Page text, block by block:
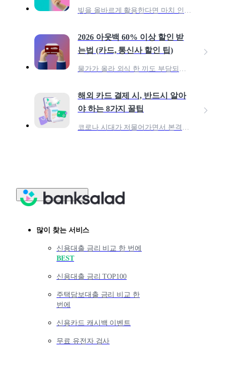
략은?
빚을 올바르게 활용한다면 마치 인간이 불을 발견한 것처럼 투자의 위대한 진전을 할 수 있다. 인간이 처음 불을 발견했을 때 아마 불은 두려움의 대상이었을 것이다. 아무도 불 근처에
2026 아웃백 60% 이상 할인 받
는법 (카드, 통신사 할인 팁)
물가가 올라 외식 한 끼도 부담되는 요즘, 그럼에도 여전히 아웃백은 줄 서서 먹는 레스토랑으로 남아 있습니다. ‘비싸다’는 인식이 있지만,멤버십·통신사·카드 혜택을 제대로만 조합하
해외 카드 결제 시, 반드시 알아
야 하는 8가지 꿀팁
코로나 시대가 저물어가면서 본격적으로 해외여행이 늘어나고 있고, 동시에 해외 카드 결제에 대해 알아보는 분들이 많습니다. 과거와는 다르게 최근 대부분의 해외국가에서 신용카드 결제가
많이 찾는 서비스
신용대출 금리 비교 한 번에
BEST
신용대출 금리 TOP100
주택담보대출 금리 비교 한
번에
신용카드 캐시백 이벤트
무료 유전자 검사